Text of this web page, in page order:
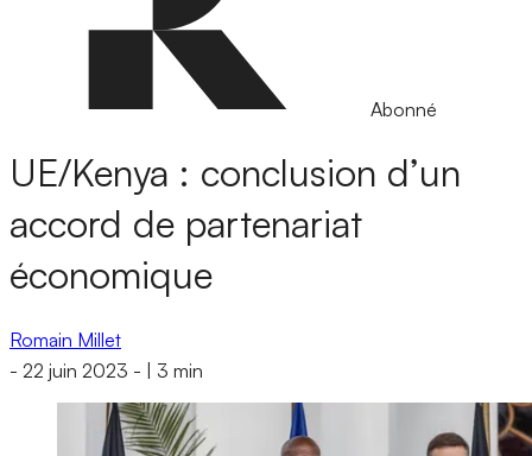
Abonné
UE/Kenya : conclusion d’un
accord de partenariat
économique
Romain Millet
- 22 juin 2023 - 3 min